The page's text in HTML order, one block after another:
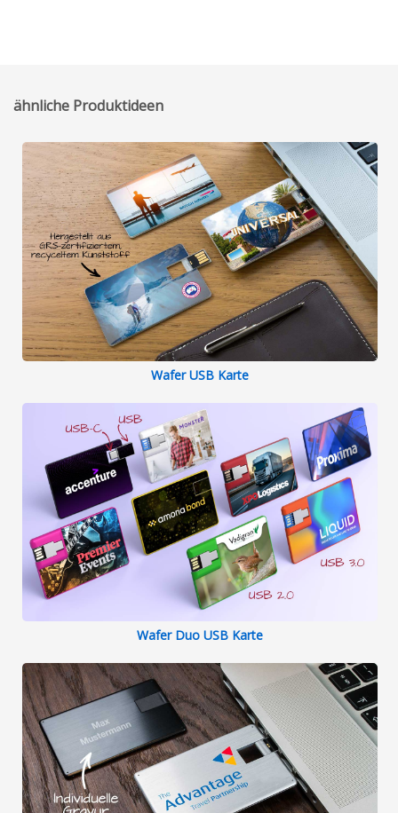
ähnliche Produktideen
Wafer USB Karte
Wafer Duo USB Karte